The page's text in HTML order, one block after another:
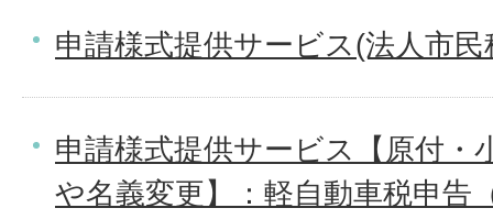
申請様式提供サービス(法人市民
申請様式提供サービス【原付・
や名義変更】：軽自動車税申告